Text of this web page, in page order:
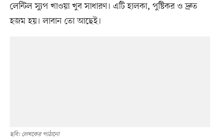
লেন্টিল স্যুপ খাওয়া খুব সাধারণ। এটি হালকা, পুষ্টিকর ও দ্রুত
হজম হয়। লাবান তো আছেই।
ছবি: লেখকের পাঠানো